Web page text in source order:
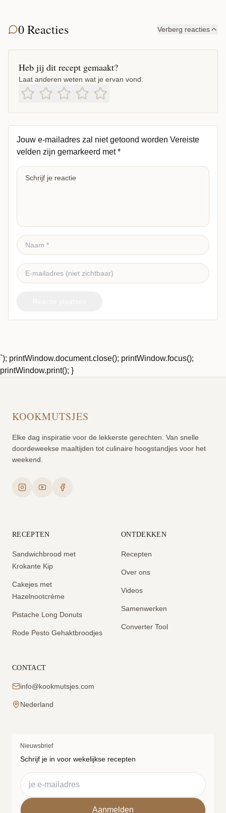
0 Reacties Verberg reacties
Heb jij dit recept gemaakt?
Laat anderen weten wat je ervan vond.
Jouw e-mailadres zal niet getoond worden Vereiste
velden zijn gemarkeerd met*
`); printWindow.document.close(); printWindow.focus();
printWindow.print(); }
KOOKMUTSJES
Elke dag inspiratie voor de lekkerste gerechten. Van snelle
doordeweekse maaltijden tot culinaire hoogstandjes voor het
weekend.
RECEPTEN
Sandwichbrood met
Krokante Kip
Cakejes met
Hazelnootcrème
Pistache Long Donuts
Rode Pesto Gehaktbroodjes
ONTDEKKEN
Recepten
Over ons
Videos
Samenwerken
Converter Tool
CONTACT
info@kookmutsjes.com
Nederland
Nieuwsbrief
Schrijf je in voor wekelijkse recepten